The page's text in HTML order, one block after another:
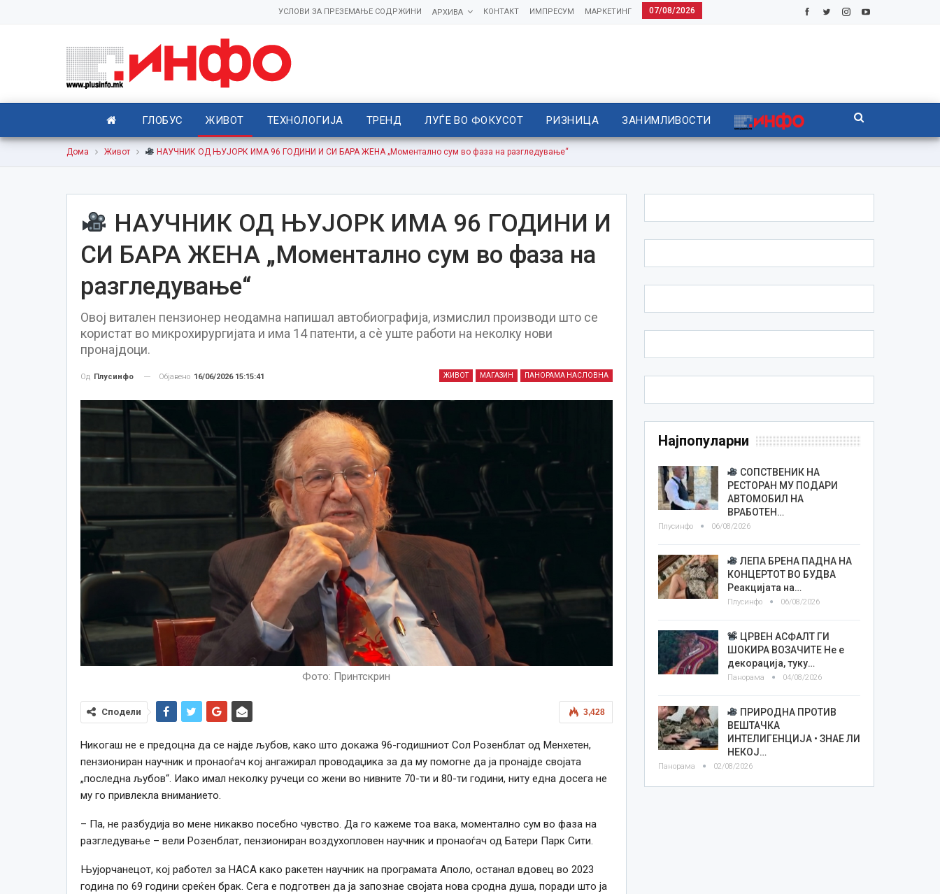
07/08/2026
МАРКЕТИНГ
ИМПРЕСУМ
КОНТАКТ
АРХИВА
УСЛОВИ ЗА ПРЕЗЕМАЊЕ СОДРЖИНИ
ГЛОБУС ЖИВОТ ТЕХНОЛОГИЈА ТРЕНД ЛУЃЕ ВО ФОКУСОТ РИЗНИЦА ЗАНИМЛИВОСТИ
Дома Живот НАУЧНИК ОД ЊУЈОРК ИМА 96 ГОДИНИ И СИ БАРА ЖЕНА „Моментално сум во фаза на разгледување“
НАУЧНИК ОД ЊУЈОРК ИМА 96 ГОДИНИ И
СИ БАРА ЖЕНА „Моментално сум во фаза на
разгледување“
Овој витален пензионер неодамна напишал автобиографија, измислил производи што се
користат во микрохирургијата и има 14 патенти, а сè уште работи на неколку нови
пронајдоци.
ЖИВОТ МАГАЗИН ПАНОРАМА НАСЛОВНА
Од Плусинфо Објавено 16/06/2026 15:15:41
Фото: Принтскрин
3,428
Сподели
Никогаш не е предоцна да се најде љубов, како што докажа 96-годишниот Сол Розенблат од Менхетен,
пензиониран научник и пронаоѓач кој ангажирал проводаџика за да му помогне да ја пронајде својата
„последна љубов“. Иако имал неколку ручеци со жени во нивните 70-ти и 80-ти години, ниту една досега не
му го привлекла вниманието.
– Па, не разбудија во мене никакво посебно чувство. Да го кажеме тоа вака, моментално сум во фаза на
разгледување – вели Розенблат, пензиониран воздухопловен научник и пронаоѓач од Батери Парк Сити.
Њујорчанецот, кој работел за НАСА како ракетен научник на програмата Аполо, останал вдовец во 2023
година по 69 години среќен брак. Сега е подготвен да ја запознае својата нова сродна душа, поради што ја
Најпопуларни
СОПСТВЕНИК НА
РЕСТОРАН МУ ПОДАРИ
АВТОМОБИЛ НА
ВРАБОТЕН…
Плусинфо 06/08/2026
ЛЕПА БРЕНА ПАДНА НА
КОНЦЕРТОТ ВО БУДВА
Реакцијата на…
Плусинфо 06/08/2026
ЦРВЕН АСФАЛТ ГИ
ШОКИРА ВОЗАЧИТЕ Не е
декорација, туку…
Панорама 04/08/2026
ПРИРОДНА ПРОТИВ
ВЕШТАЧКА
ИНТЕЛИГЕНЦИЈА • ЗНАЕ ЛИ
НЕКОЈ…
Панорама 02/08/2026